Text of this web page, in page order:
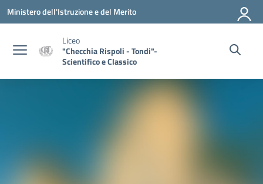
Vai ai contenuti
Vai al menu di navigazione
Vai al footer
Ministero dell'Istruzione e del Merito
Liceo
"Checchia Rispoli - Tondi"-
Scientifico e Classico